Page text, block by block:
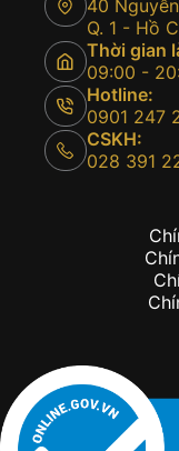
40
Q. 1 - Hồ
Thời gian
09:00 -
Hotline:
0901 247
CSKH:
028 391